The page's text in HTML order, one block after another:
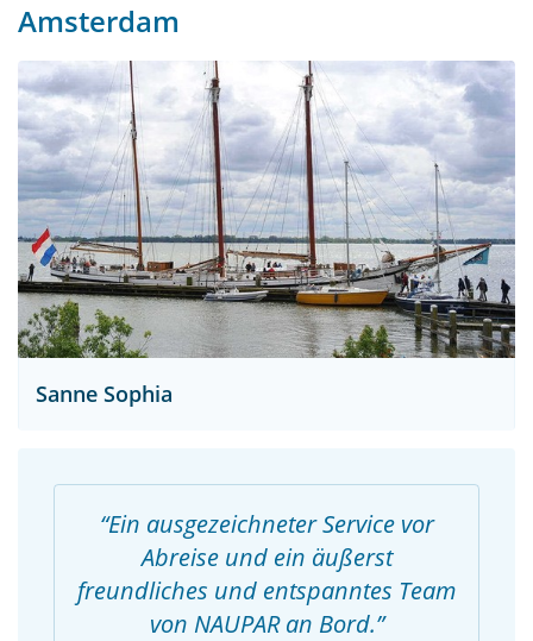
Amsterdam
Sanne Sophia
Ein ausgezeichneter Service vor
Abreise und ein äußerst
freundliches und entspanntes Team
von NAUPAR an Bord.